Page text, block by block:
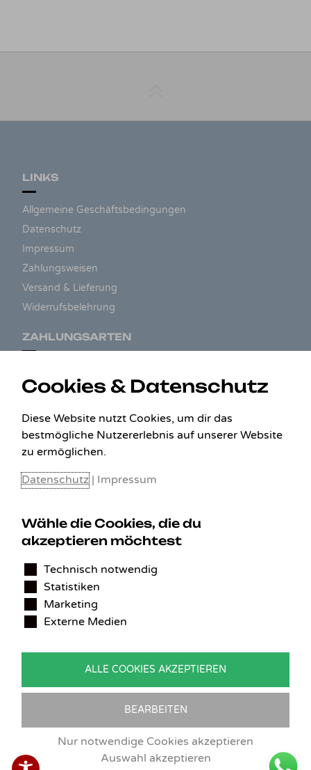
LINKS
Allgemeine Geschäftsbedingungen
Datenschutz
Impressum
Zahlungsweisen
Versand & Lieferung
Widerrufsbelehrung
ZAHLUNGSARTEN
KONTAKT
Benedikt Stelzner
Autopflege Stelzner
Kohlgraben 2b
97799 Zeitlofs
Deutschland
service@detailingverliebt.de
Vertrag widerrufen
Cookies & Datenschutz
Diese Website nutzt Cookies, um dir das
bestmögliche Nutzererlebnis auf unserer Website
zu ermöglichen.
Datenschutz | Impressum
Wähle die Cookies, die du
akzeptieren möchtest
Technisch notwendig
Statistiken
Marketing
Externe Medien
ALLE COOKIES AKZEPTIEREN
BEARBEITEN
Nur notwendige Cookies akzeptieren
Auswahl akzeptieren